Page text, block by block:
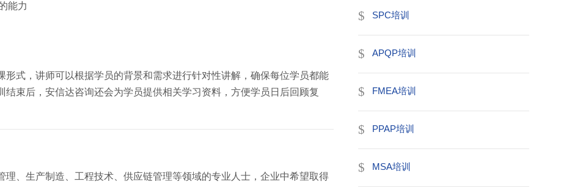
能力
式，讲师可以根据学员的背景和需求进行针对性讲解，确保每位学员都能
束后，安信达咨询还会为学员提供相关学习资料，方便学员日后回顾复
、生产制造、工程技术、供应链管理等领域的专业人士，企业中希望取得
SPC培训
APQP培训
FMEA培训
PPAP培训
MSA培训